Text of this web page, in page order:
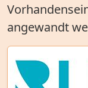
angewandt